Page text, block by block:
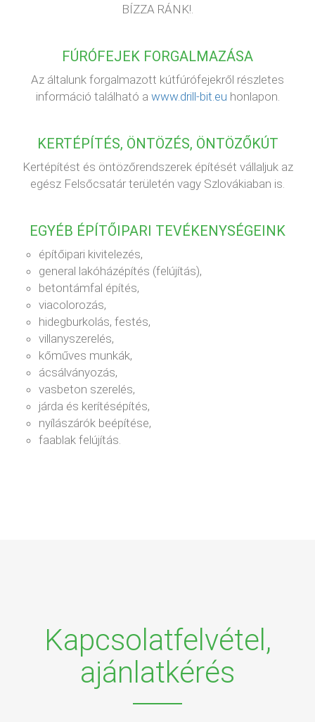
BÍZZA RÁNK!.
FÚRÓFEJEK FORGALMAZÁSA
Az általunk forgalmazott kútfúrófejekről részletes
információ található a www.drill-bit.eu honlapon.
KERTÉPÍTÉS, ÖNTÖZÉS, ÖNTÖZŐKÚT
Kertépítést és öntözőrendszerek építését vállaljuk az
egész Felsőcsatár területén vagy Szlovákiaban is.
EGYÉB ÉPÍTŐIPARI TEVÉKENYSÉGEINK
építőipari kivitelezés,
general lakóházépítés (felújítás),
betontámfal építés,
viacolorozás,
hidegburkolás, festés,
villanyszerelés,
kőműves munkák,
ácsálványozás,
vasbeton szerelés,
járda és kerítésépítés,
nyílászárók beépítése,
faablak felújítás.
Kapcsolatfelvétel,
ajánlatkérés